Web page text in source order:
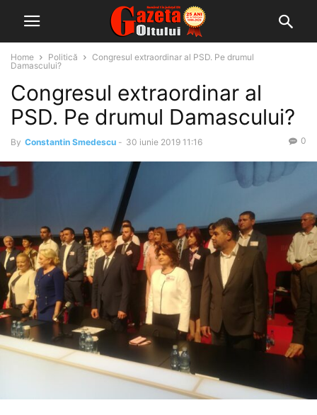
Home Politică
Congresul extraordinar al PSD. Pe drumul
Damascului?
Congresul extraordinar al
PSD. Pe drumul Damascului?
By Constantin Smedescu - 30 iunie 2019 11:16 0